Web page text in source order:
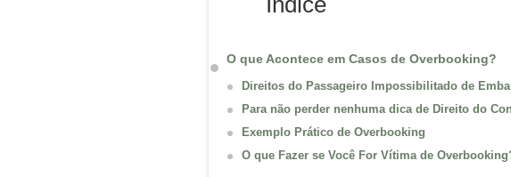
O que Acontece em Casos de Overbooking?
Direitos do Passageiro Impossibilitado de
Para não perder nenhuma dica de Direito do
Exemplo Prático de Overbooking
O que Fazer se Você For Vítima de